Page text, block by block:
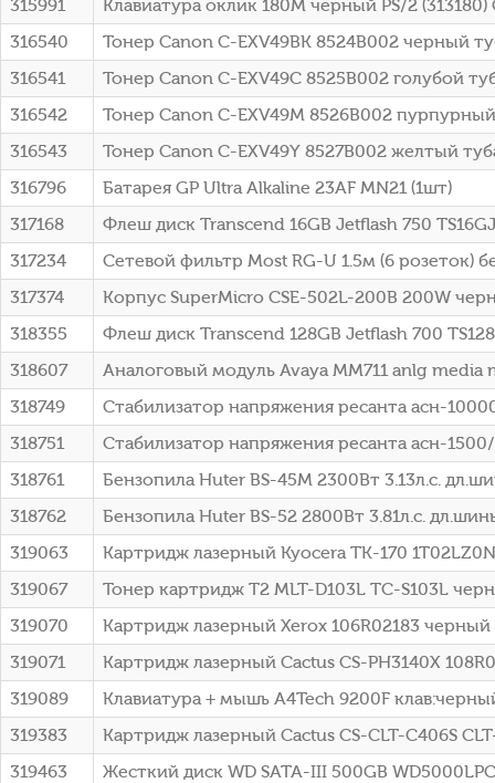
315991
Клавиатура оклик 180M черный PS/2 (313180)
316540
Тонер Canon C-EXV49BK 8524B002 черный
316541
Тонер Canon C-EXV49C 8525B002 голубой
316542
Тонер Canon C-EXV49M 8526B002
316543
Тонер Canon C-EXV49Y 8527B002 желтый
316796
Батарея GP Ultra Alkaline 23AF MN21 (1шт)
317168
Флеш диск Transcend 16GB Jetflash 750
317234
Сетевой фильтр Most RG-U 1.5м (6 розеток)
317374
Корпус SuperMicro CSE-502L-200B 200W
318355
Флеш диск Transcend 128GB Jetflash 700
318607
Аналоговый модуль Avaya MM711 anlg media
318749
Стабилизатор напряжения ресанта асн-
318751
Стабилизатор напряжения ресанта асн-
318761
Бензопила Huter BS-45M 2300Вт 3.13л.с.
318762
Бензопила Huter BS-52 2800Вт 3.81л.с.
319063
Картридж лазерный Kyocera TK-170
319067
Тонер картридж T2 MLT-D103L TC-S103L
319070
Картридж лазерный Xerox 106R02183 черный
319071
Картридж лазерный Cactus CS-PH3140X
319089
Клавиатура + мышь A4Tech 9200F
319383
Картридж лазерный Cactus CS-CLT-C406S
319463
Жесткий диск WD SATA-III 500GB